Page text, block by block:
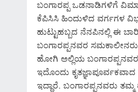
ಬಂಗಾರಪ್ಪ ಒಡನಾಡಿಗಳಿಗೆ
ಕೆಪಿಸಿಸಿ ಹಿಂದುಳಿದ ವರ್ಗಗಳ
ಹುಟ್ಟುಹಬ್ಬದ ನೆನಪಿನಲ್ಲಿ ಈ
ಬಂಗಾರಪ್ಪನವರ
ಹೋಗಿ ಅಲ್ಲಿಯ ಬಂಗಾರಪ್ಪನವರ
ಇದೊಂದು
ಇದ್ದಾರೆ. ಬಂಗಾರಪ್ಪನವರು